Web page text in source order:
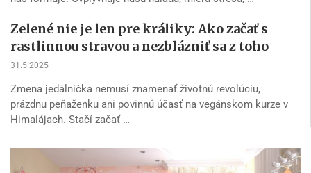
Zelené nie je len pre králiky: Ako začať s
rastlinnou stravou a nezblázniť sa z toho
31.5.2025
Zmena jedálnička nemusí znamenať životnú revolúciu,
prázdnu peňaženku ani povinnú účasť na vegánskom kurze v
Himalájach. Stačí začať …